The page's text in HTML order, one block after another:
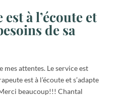
à l’écoute et
de sa
mes attentes. Le service est
est à l’écoute et s’adapte
beaucoup!!! Chantal